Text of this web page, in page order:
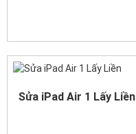
Sửa iPad Air 1 Lấy Liền